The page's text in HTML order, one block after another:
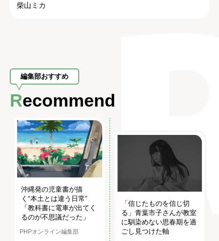
柴山ミカ
編集部おすすめ
Recommend
沖縄発の児童書が描
く“本土とは違う日常”
「教科書に電車が出てく
るのが不思議だった」
PHPオンライン編集部
「信じたものを信じ切
る」青葉市子さんが教室
に馴染めない思春期を過
ごし見つけた軸